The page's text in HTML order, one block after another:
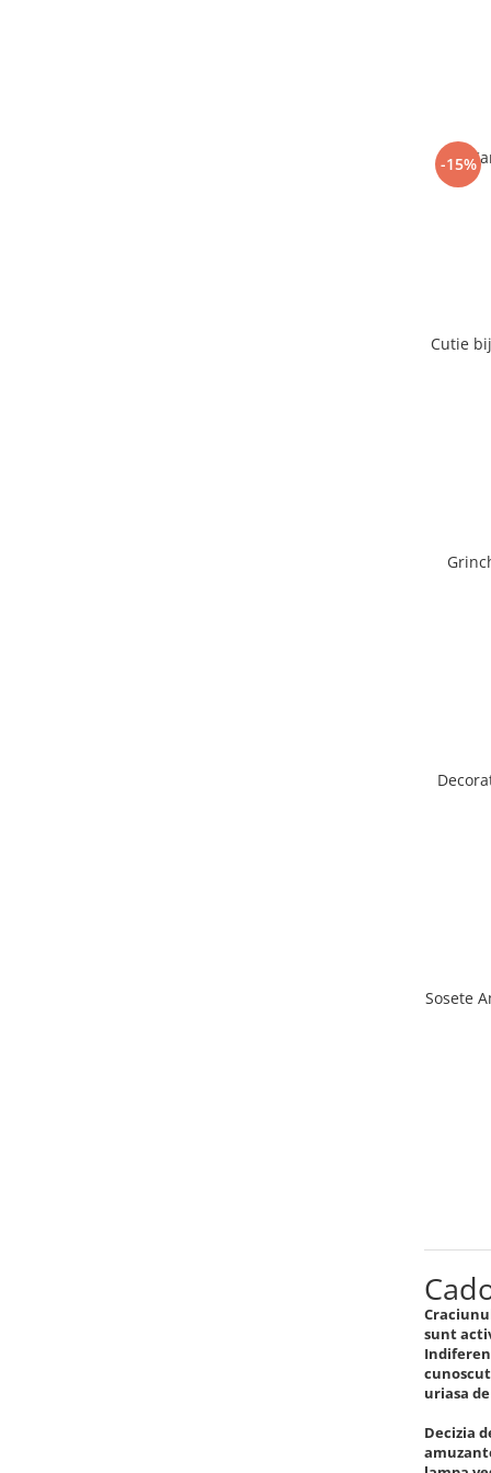
-15%
Cutie
Sosete
sunt
uriasa
Decizia